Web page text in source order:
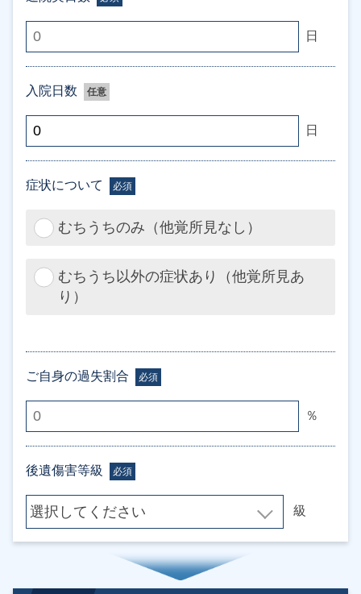
日
入院日数 任意
日
症状について 必須
むちうちのみ（他覚所見なし）
むちうち以外の症状あり（他覚所見あ
り）
ご自身の過失割合 必須
％
後遺傷害等級 必須
級